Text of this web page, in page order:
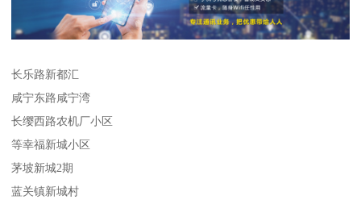
长乐路新都汇
咸宁东路咸宁湾
长缨西路农机厂小区
等幸福新城小区
茅坡新城2期
蓝关镇新城村